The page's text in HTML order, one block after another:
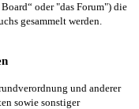
oder "das Forum") die
gesammelt werden.
und anderer
sowie sonstiger